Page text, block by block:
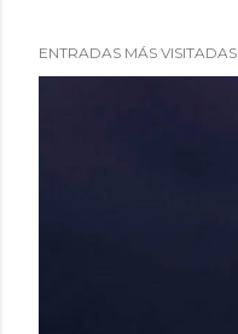
ENTRADAS MÁS VISITADAS